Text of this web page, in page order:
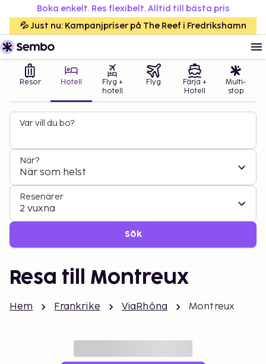
Boka enkelt. Res flexibelt. Alltid till bästa pris
💦 Just nu: Kampanjpriser på The Reef i Fredrikshamn
Resor Hotell
Flyg +
hotell
Flyg
Färja +
Hotell
Multi-
stop
Var vill du bo?
När?
När som helst
Resenärer
2 vuxna
Sök
Resa till Montreux
Hem Frankrike ViaRhôna Montreux